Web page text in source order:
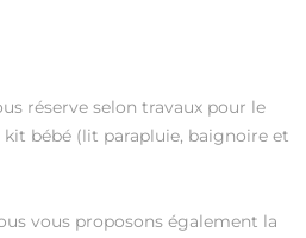
réserve selon travaux pour le
bébé (lit parapluie, baignoire et
vous proposons également la